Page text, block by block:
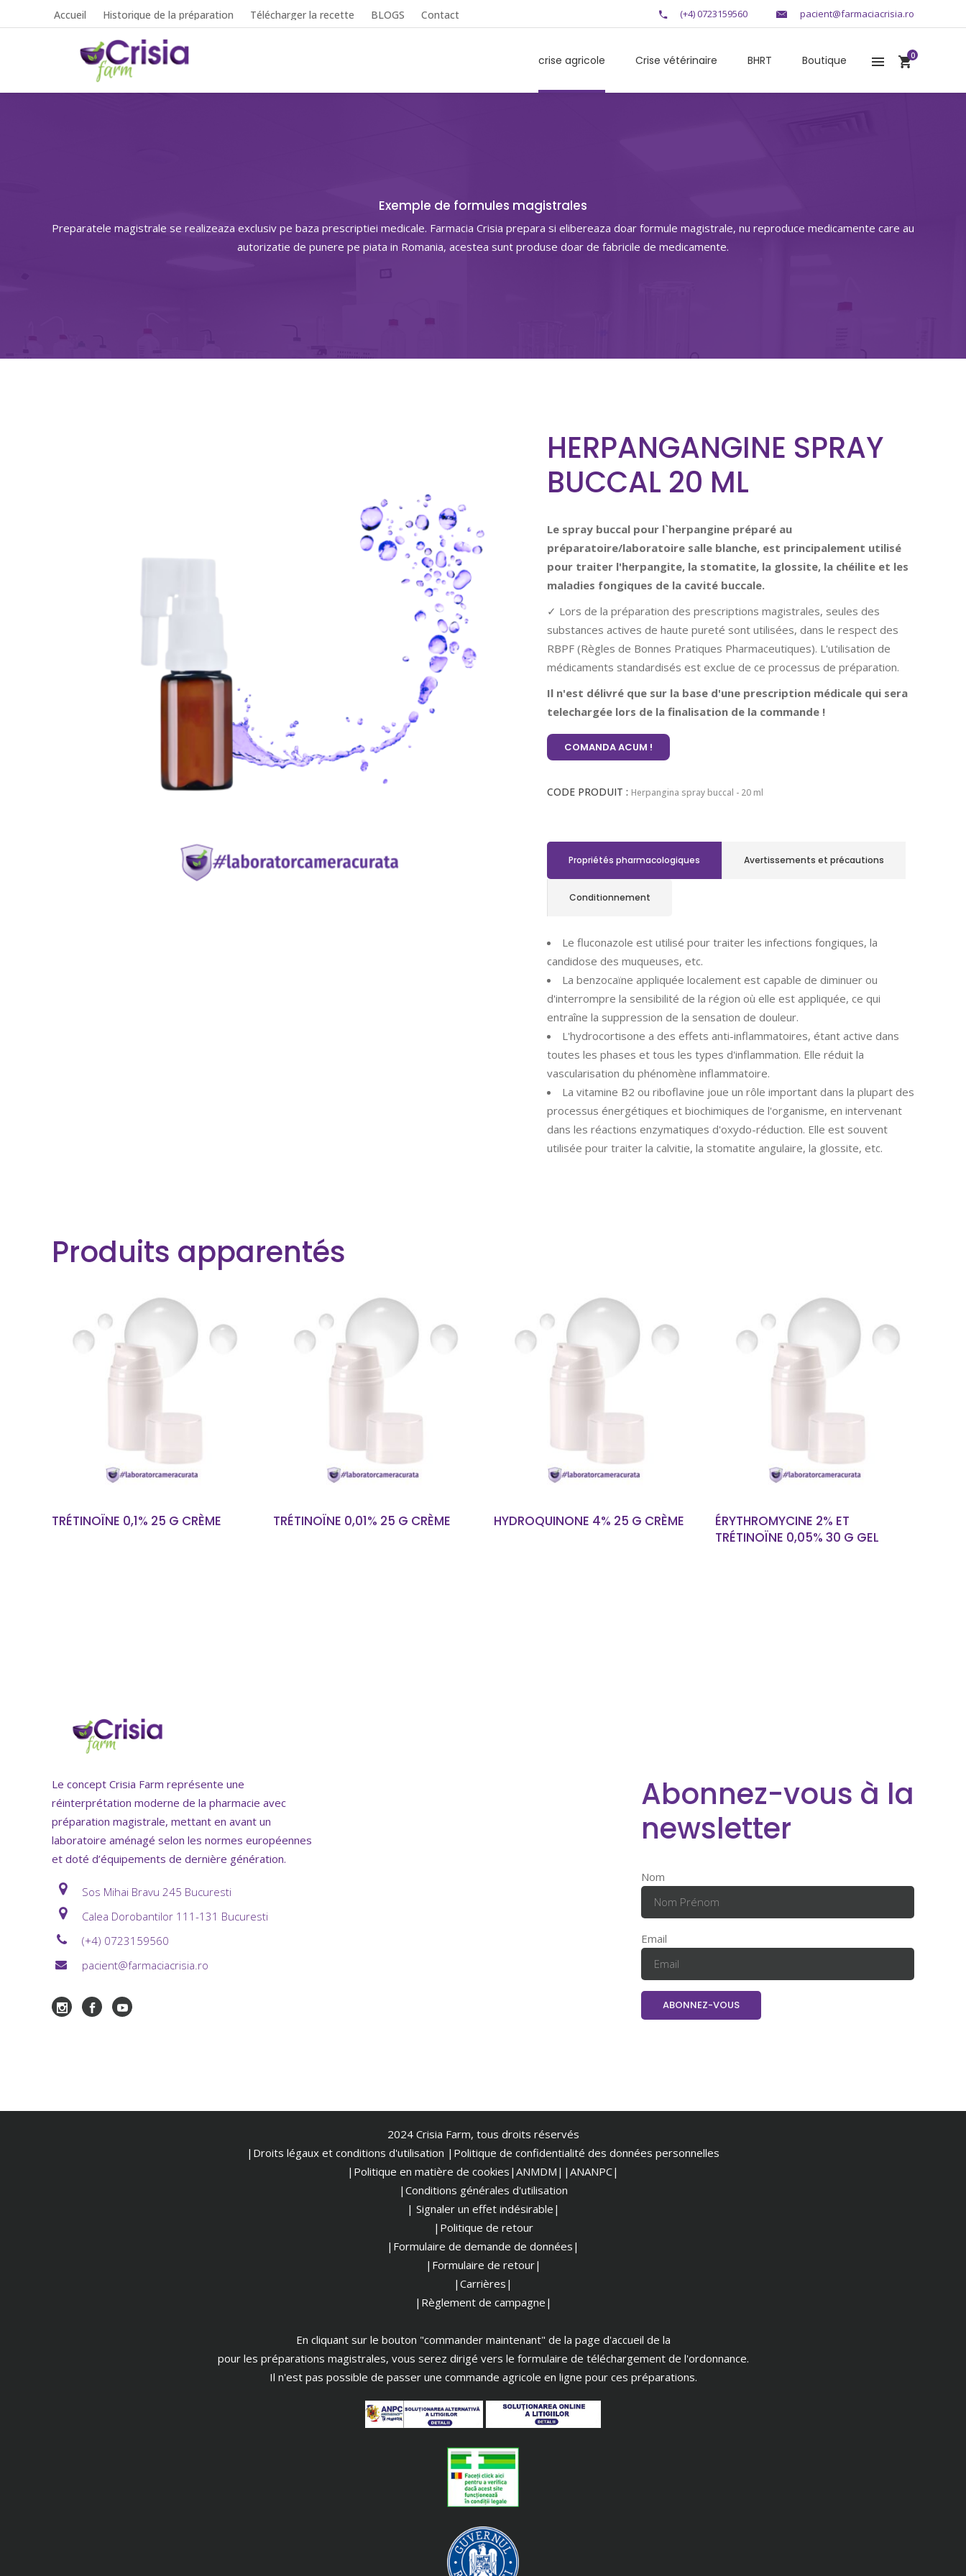
Accueil Historique de la préparation Télécharger la recette BLOGS Contact (+4) 0723159560 pacient@farmaciacrisia.ro
crise agricole Crise vétérinaire BHRT Boutique 0
Exemple de formules magistrales
Preparatele magistrale se realizeaza exclusiv pe baza prescriptiei medicale. Farmacia Crisia prepara si elibereaza doar formule magistrale, nu reproduce medicamente care au
autorizatie de punere pe piata in Romania, acestea sunt produse doar de fabricile de medicamente.
HERPANGANGINE SPRAY
BUCCAL 20 ML
Le spray buccal pour l`herpangine préparé au
préparatoire/laboratoire salle blanche, est principalement utilisé
pour traiter l'herpangite, la stomatite, la glossite, la chéilite et les
maladies fongiques de la cavité buccale.
✓ Lors de la préparation des prescriptions magistrales, seules des
substances actives de haute pureté sont utilisées, dans le respect des
RBPF (Règles de Bonnes Pratiques Pharmaceutiques). L'utilisation de
médicaments standardisés est exclue de ce processus de préparation.
Il n'est délivré que sur la base d'une prescription médicale qui sera
telechargée lors de la finalisation de la commande !
COMANDA ACUM !
CODE PRODUIT : Herpangina spray buccal - 20 ml
Propriétés pharmacologiques Avertissements et précautions
Conditionnement
Le fluconazole est utilisé pour traiter les infections fongiques, la
candidose des muqueuses, etc.
La benzocaïne appliquée localement est capable de diminuer ou
d'interrompre la sensibilité de la région où elle est appliquée, ce qui
entraîne la suppression de la sensation de douleur.
L'hydrocortisone a des effets anti-inflammatoires, étant active dans
toutes les phases et tous les types d'inflammation. Elle réduit la
vascularisation du phénomène inflammatoire.
La vitamine B2 ou riboflavine joue un rôle important dans la plupart des
processus énergétiques et biochimiques de l'organisme, en intervenant
dans les réactions enzymatiques d'oxydo-réduction. Elle est souvent
utilisée pour traiter la calvitie, la stomatite angulaire, la glossite, etc.
Produits apparentés
TRÉTINOÏNE 0,1% 25 G CRÈME TRÉTINOÏNE 0,01% 25 G CRÈME HYDROQUINONE 4% 25 G CRÈME
ÉRYTHROMYCINE 2% ET
TRÉTINOÏNE 0,05% 30 G GEL
Le concept Crisia Farm représente une
réinterprétation moderne de la pharmacie avec
préparation magistrale, mettant en avant un
laboratoire aménagé selon les normes européennes
et doté d’équipements de dernière génération.
Sos Mihai Bravu 245 Bucuresti
Calea Dorobantilor 111-131 Bucuresti
(+4) 0723159560
pacient@farmaciacrisia.ro
Abonnez-vous à la
newsletter
Nom
Email
2024 Crisia Farm, tous droits réservés
|Droits légaux et conditions d'utilisation | Politique de confidentialité des données personnelles
|Politique en matière de cookies |ANMDM| |ANANPC|
|Conditions générales d'utilisation
| Signaler un effet indésirable|
|Politique de retour
|Formulaire de demande de données|
|Formulaire de retour|
|Carrières|
|Règlement de campagne|
En cliquant sur le bouton "commander maintenant" de la page d'accueil de la
pour les préparations magistrales, vous serez dirigé vers le formulaire de téléchargement de l'ordonnance.
Il n'est pas possible de passer une commande agricole en ligne pour ces préparations.